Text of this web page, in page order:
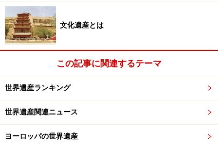
文化遺産とは
この記事に関連するテーマ
世界遺産ランキング
世界遺産関連ニュース
ヨーロッパの世界遺産